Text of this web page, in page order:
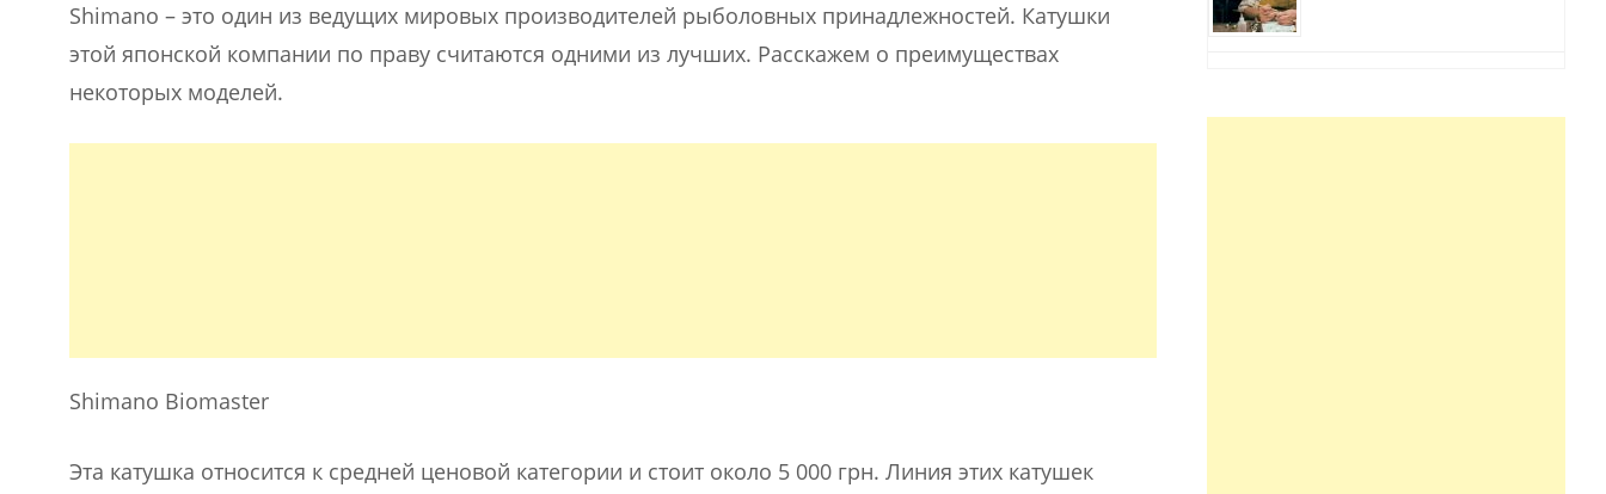
Shimano – это один из ведущих мировых производителей рыболовных принадлежностей. Катушки
этой японской компании по праву считаются одними из лучших. Расскажем о преимуществах
некоторых моделей.
Shimano Biomaster
Эта катушка относится к средней ценовой категории и стоит около 5 000 грн. Линия этих катушек